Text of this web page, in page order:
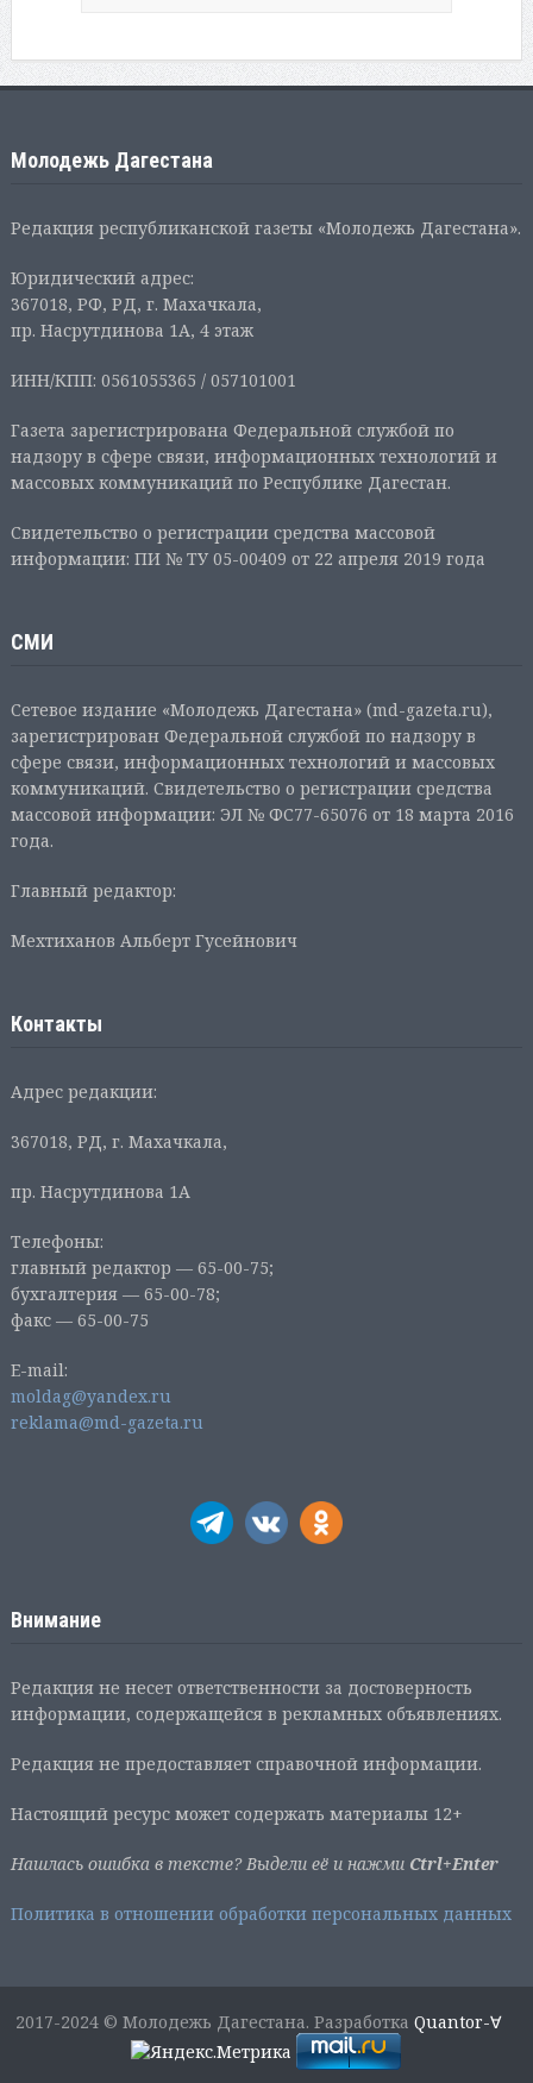
Молодежь Дагестана
Редакция республиканской газеты «Молодежь Дагестана».
Юридический адрес:
367018, РФ, РД, г. Махачкала,
пр. Насрутдинова 1А, 4 этаж
ИНН/КПП: 0561055365 / 057101001
Газета зарегистрирована Федеральной службой по
надзору в сфере связи, информационных технологий и
массовых коммуникаций по Республике Дагестан.
Свидетельство о регистрации средства массовой
информации: ПИ № ТУ 05-00409 от 22 апреля 2019 года
СМИ
Сетевое издание «Молодежь Дагестана» (md-gazeta.ru),
зарегистрирован Федеральной службой по надзору в
сфере связи, информационных технологий и массовых
коммуникаций. Свидетельство о регистрации средства
массовой информации: ЭЛ № ФС77-65076 от 18 марта 2016
года.
Главный редактор:
Мехтиханов Альберт Гусейнович
Контакты
Адрес редакции:
367018, РД, г. Махачкала,
пр. Насрутдинова 1А
Телефоны:
главный редактор — 65-00-75;
бухгалтерия — 65-00-78;
факс — 65-00-75
E-mail:
moldag@yandex.ru
reklama@md-gazeta.ru
Внимание
Редакция не несет ответственности за достоверность
информации, содержащейся в рекламных объявлениях.
Редакция не предоставляет справочной информации.
Настоящий ресурс может содержать материалы 12+
Нашлась ошибка в тексте? Выдели её и нажми Ctrl+Enter
Политика в отношении обработки персональных данных
2017-2024 © Молодежь Дагестана. РазработкаQuantor-∀